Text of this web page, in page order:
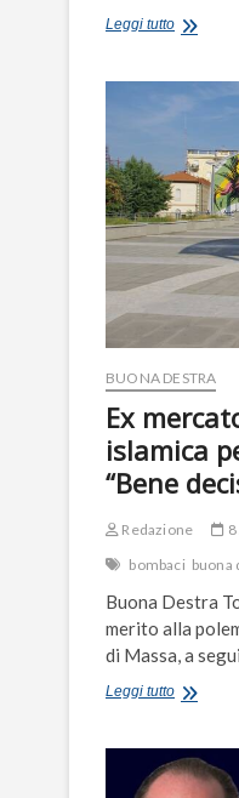
Leggi tuttoDal
del
con
Buona
Destra
per
investire
su
Taranto
BUONA DESTRA
Ex
islamica
“Bene
Redazione
bombaci buona
Buona Destra
merito alla
di Massa, a
Leggi tuttoEx
a
comunità